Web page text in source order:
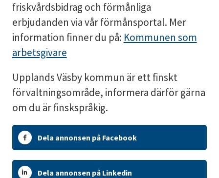
friskvårdsbidrag och förmånliga
erbjudanden via vår förmånsportal. Mer
information finner du på: Kommunen som
arbetsgivare
Upplands Väsby kommun är ett finskt
förvaltningsområde, informera därför gärna
om du är finskspråkig.
Dela annonsen på Facebook
Dela annonsen på Linkedin